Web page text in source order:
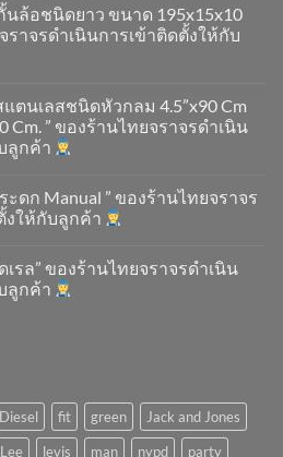
นล้อชนิดยาว ขนาด 195x15x10
ราจรดำเนินการเข้าติดตั้ง​ให้กับ
แตนเลสชนิดหัวกลม 4.5”x90 Cm
Cm. ” ของร้านไทยจราจรดำเนิน
ลูกค้า
ะดก Manual ” ของร้านไทยจราจร
ง​ให้กับลูกค้า
เรล” ของร้านไทยจราจรดำเนิน
ลูกค้า
Diesel fit green
Jack and Jones
Lee levis man nypd
party